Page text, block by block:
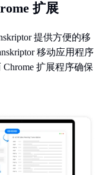
扩展
提供方便的移
移动应用程序
扩展程序确保